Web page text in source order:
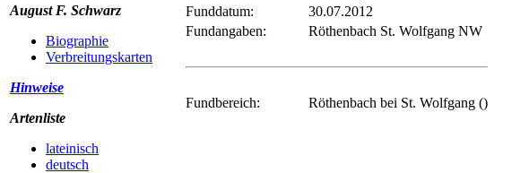
August F. Schwarz
Biographie
Verbreitungskarten
Hinweise
Artenliste
lateinisch
deutsch
Funddatum:
30.07.2012
Fundangaben:
Röthenbach St. Wolfgang NW
Fundbereich: Röthenbach bei St. Wolfgang ()